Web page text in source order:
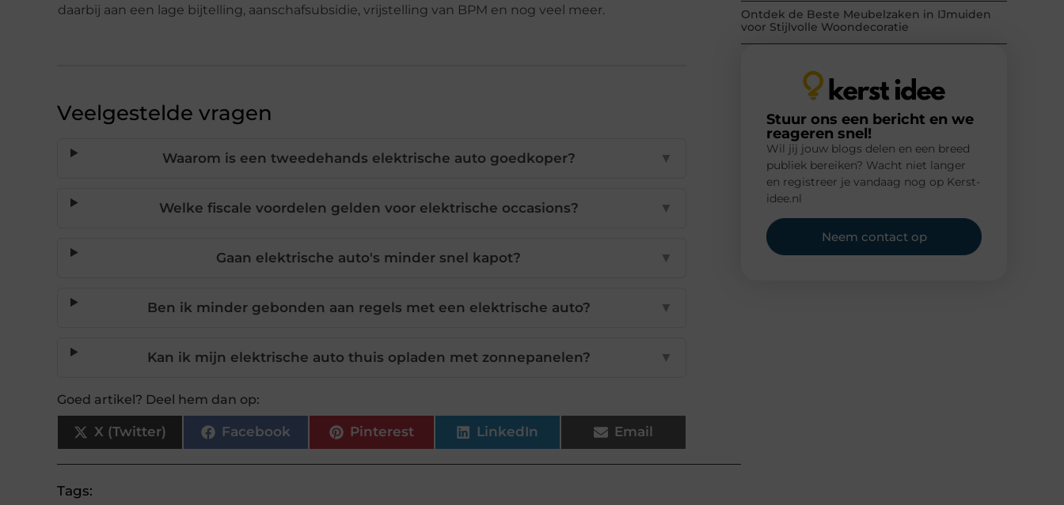
daarbij aan een lage bijtelling, aanschafsubsidie, vrijstelling van BPM en nog veel meer.
Veelgestelde vragen
Waarom is een tweedehands elektrische auto goedkoper? ▼
Welke fiscale voordelen gelden voor elektrische occasions? ▼
Gaan elektrische auto's minder snel kapot? ▼
Ben ik minder gebonden aan regels met een elektrische auto? ▼
Kan ik mijn elektrische auto thuis opladen met zonnepanelen? ▼
Goed artikel? Deel hem dan op:
X (Twitter) Facebook Pinterest LinkedIn Email
Tags:
Ontdek de Beste Meubelzaken in IJmuiden
voor Stijlvolle Woondecoratie
Stuur ons een bericht en we
reageren snel!
Wil jij jouw blogs delen en een breed
publiek bereiken? Wacht niet langer
en registreer je vandaag nog op Kerst-
idee.nl
Neem contact op